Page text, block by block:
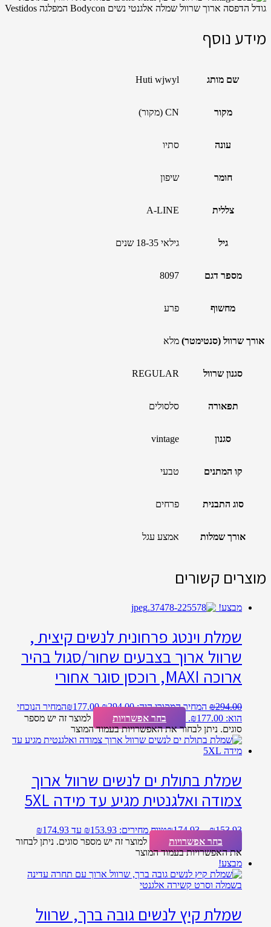
מידע נוסף
שם מותג Huti wjwyl
מקור CN (מקור)
עונה סתיו
חומר שיפון
צללית A-LINE
גיל גילאי 18-35 שנים
מספר דגם 8097
מחשוף פרע
אורך שרוול (סנטימטר) מלא
סגנון שרוול REGULAR
תפאורה סלסולים
סגנון vintage
קו המתנים טבעי
סוג התבנית פרחים
אורך שמלות אמצע עגל
מוצרים קשורים
מבצע!
שמלת וינטג פרחונית לנשים קיצית ,
שרוול ארוך בצבעים שחור/סגול בהיר
ארוכה MAXI, רוכסן סוגר אחורי
₪294.00 המחיר המקורי היה: ₪294.00. ₪177.00
המחיר הנוכחי
הוא: ₪177.00.
בחר אפשרויות
למוצר זה יש מספר
סוגים. ניתן לבחור את האפשרויות בעמוד המוצר
שמלת בתולת ים לנשים שרוול ארוך
צמודה ואלגנטית מגיע עד מידה 5XL
₪153.93
–
₪174.93 טווח מחירים: ⁦₪153.93⁩ עד ⁦₪174.93⁩
בחר אפשרויות
למוצר זה יש מספר סוגים. ניתן לבחור
את האפשרויות בעמוד המוצר
מבצע!
שמלת קיץ לנשים גובה ברך, שרוול